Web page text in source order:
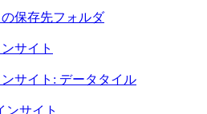
保存先フォルダ
サイト
サイト: データタイル
ンサイト